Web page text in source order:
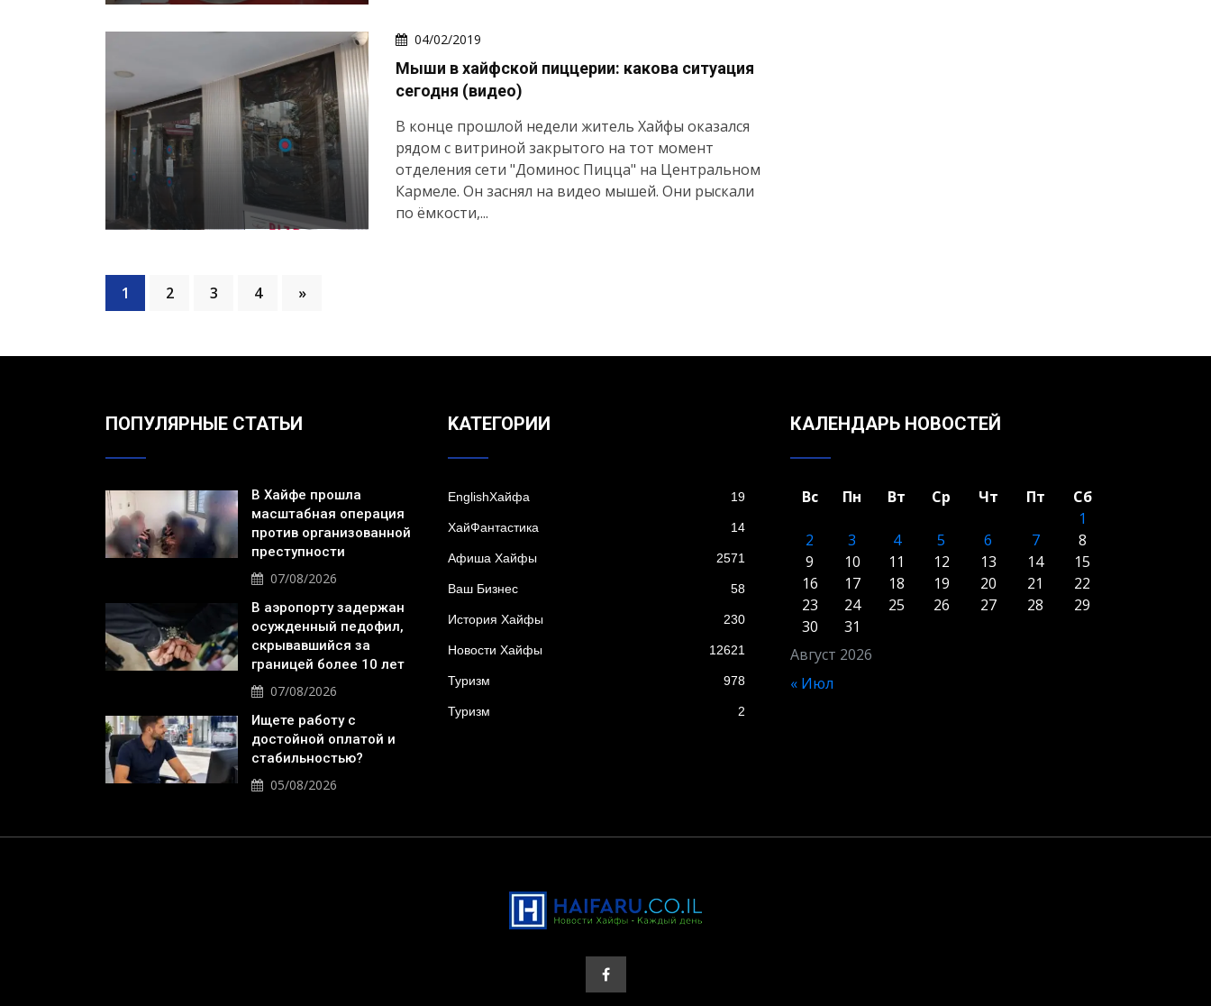
04/02/2019
Мыши в хайфской пиццерии: какова ситуация
сегодня (видео)
В конце прошлой недели житель Хайфы оказался
рядом с витриной закрытого на тот момент
отделения сети "Доминос Пицца" на Центральном
Кармеле. Он заснял на видео мышей. Они рыскали
по ёмкости,...
1 2 3 4 »
ПОПУЛЯРНЫЕ СТАТЬИ
В Хайфе прошла
масштабная операция
против организованной
преступности
07/08/2026
В аэропорту задержан
осужденный педофил,
скрывавшийся за
границей более 10 лет
07/08/2026
Ищете работу с
достойной оплатой и
стабильностью?
05/08/2026
KАТЕГОРИИ
EnglishХайфа 19
XайФантастика 14
Афиша Хайфы 2571
Ваш Бизнес 58
История Хайфы 230
Новости Хайфы 12621
Туризм 978
Туризм 2
КАЛЕНДАРЬ НОВОСТЕЙ
Август 2026
Вс Пн Вт Ср Чт Пт
Сб
1
2
3 4 5 6 7
8
9
10 11 12 13 14
15
16
17 18 19 20 21
22
23
24 25 26 27 28
29
30
31
« Июл